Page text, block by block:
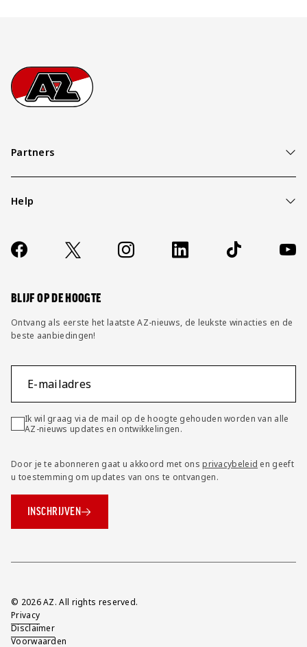
Footer
Ga naar onze homepage
Partners
Help
Contact
FAQ
Socials
https://www.facebook.com/AZAlkmaar
X Instagram LinkedIn TikTok
BLIJF OP DE HOOGTE
Ontvang als eerste het laatste AZ-nieuws, de leukste winacties en de
beste aanbiedingen!
E-mailadres
Ik wil graag via de mail op de hoogte gehouden worden van alle
AZ-nieuws updates en ontwikkelingen.
Door je te abonneren gaat u akkoord met onsprivacybeleid en geeft
u toestemming om updates van ons te ontvangen.
INSCHRIJVEN
Overig
© 2026 AZ. All rights reserved.
Privacy
Disclaimer
Voorwaarden